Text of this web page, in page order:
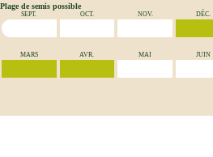
Plage de semis possible
SEPT. OCT. NOV. DÉC.
MARS AVR. MAI JUIN